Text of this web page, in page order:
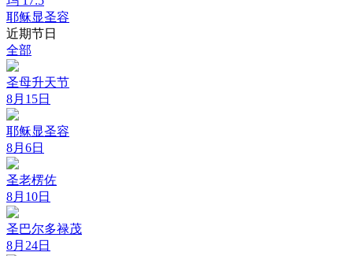
耶稣显圣容
近期节日
全部
圣母升天节
8月15日
耶稣显圣容
8月6日
圣老楞佐
8月10日
圣巴尔多禄茂
8月24日